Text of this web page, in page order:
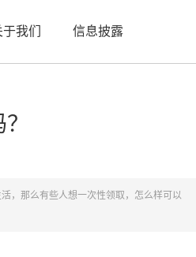
于我们 信息披露
，那么有些人想一次性领取，怎么样可以